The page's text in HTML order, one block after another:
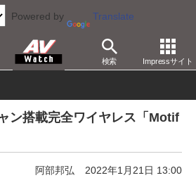
Powered by Translate
検索 Impressサイト
フォン その他
ン搭載完全ワイヤレス「Motif
阿部邦弘 2022年1月21日 13:00